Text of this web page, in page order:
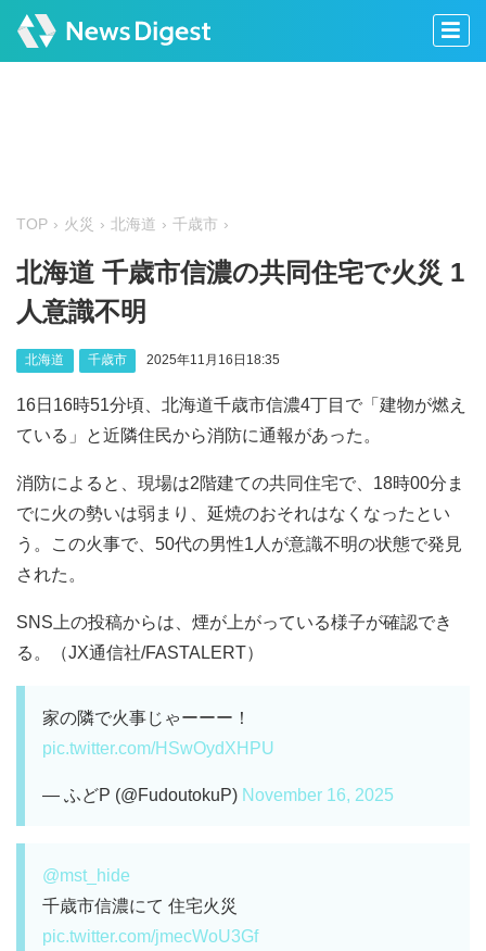
TOP 火災 北海道 千歳市
北海道 千歳市信濃の共同住宅で火災 1
人意識不明
北海道 千歳市 2025年11月16日18:35
16日16時51分頃、北海道千歳市信濃4丁目で「建物が燃え
ている」と近隣住民から消防に通報があった。
消防によると、現場は2階建ての共同住宅で、18時00分ま
でに火の勢いは弱まり、延焼のおそれはなくなったとい
う。この火事で、50代の男性1人が意識不明の状態で発見
された。
SNS上の投稿からは、煙が上がっている様子が確認でき
る。（JX通信社/FASTALERT）
家の隣で火事じゃーーー！
pic.twitter.com/HSwOydXHPU
— ふどP (@FudoutokuP) November 16, 2025
@mst_hide
千歳市信濃にて 住宅火災
pic.twitter.com/jmecWoU3Gf